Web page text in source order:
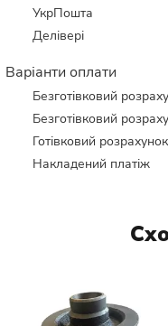
УкрПошта
Делівері
Варіанти оплати
Безготівковий
Безготівковий
Готівковий розрахунок
Накладений платіж